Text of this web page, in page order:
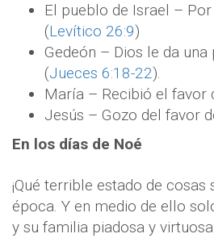
El pueblo de Israel –
(Levítico 26:9)
Gedeón – Dios le da
(Jueces 6:18-22).
María – Recibió el favor
Jesús – Gozo del favor
En los días de Noé
¡Qué terrible estado de cosas
época. Y en medio de ello
y su familia piadosa y